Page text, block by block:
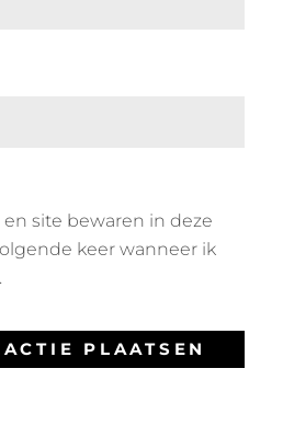
site bewaren in deze
keer wanneer ik